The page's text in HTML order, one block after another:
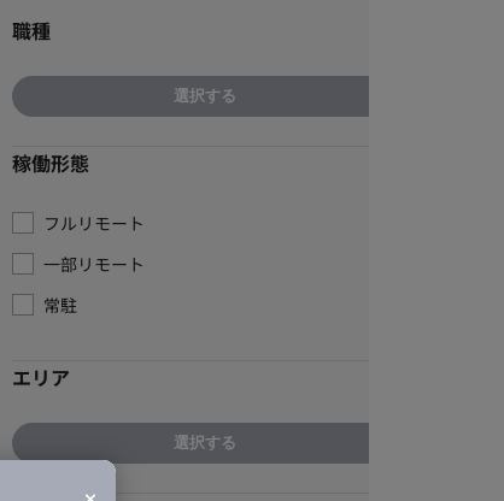
職種
選択する
稼働形態
フルリモート
一部リモート
常駐
エリア
選択する